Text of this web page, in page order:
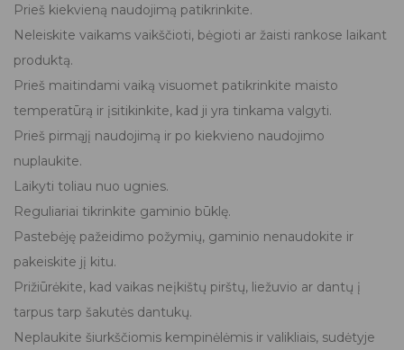
Prieš kiekvieną naudojimą patikrinkite.
Neleiskite vaikams vaikščioti, bėgioti ar žaisti rankose laikant
produktą.
Prieš maitindami vaiką visuomet patikrinkite maisto
temperatūrą ir įsitikinkite, kad ji yra tinkama valgyti.
Prieš pirmąjį naudojimą ir po kiekvieno naudojimo
nuplaukite.
Laikyti toliau nuo ugnies.
Reguliariai tikrinkite gaminio būklę.
Pastebėję pažeidimo požymių, gaminio nenaudokite ir
pakeiskite jį kitu.
Prižiūrėkite, kad vaikas neįkištų pirštų, liežuvio ar dantų į
tarpus tarp šakutės dantukų.
Neplaukite šiurkščiomis kempinėlėmis ir valikliais, sudėtyje